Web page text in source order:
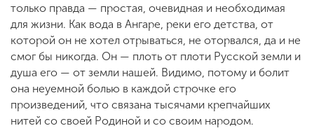
только правда — простая, очевидная и необходимая
для жизни. Как вода в Ангаре, реки его детства, от
которой он не хотел отрываться, не оторвался, да и не
смог бы никогда. Он — плоть от плоти Русской земли и
душа его — от земли нашей. Видимо, потому и болит
она неуемной болью в каждой строчке его
произведений, что связана тысячами крепчайших
нитей со своей Родиной и со своим народом.